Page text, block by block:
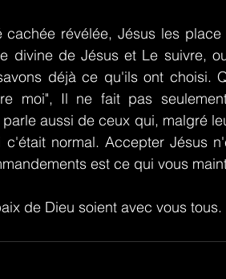
cachée révélée, Jésus les
divine de Jésus et Le suivre,
déjà ce qu'ils ont choisi.
moi", Il ne fait pas
aussi de ceux qui, malgré
c'était normal. Accepter Jésus
est ce qui vous
de Dieu soient avec vous tous.